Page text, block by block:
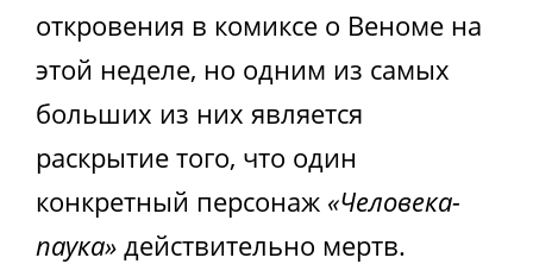
откровения в комиксе о Веноме на
этой неделе, но одним из самых
больших из них является
раскрытие того, что один
конкретный персонаж «Человека-
паука» действительно мертв.